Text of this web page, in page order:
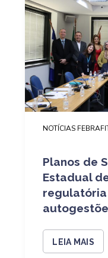
NOTÍCIAS
Planos de
Estadual
LEIA MAIS